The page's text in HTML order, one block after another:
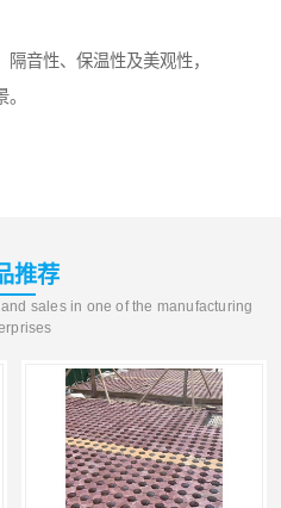
音性、保温性及美观性，
推荐
sales in one of the manufacturing